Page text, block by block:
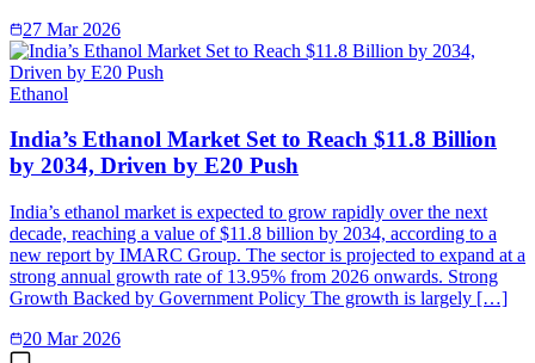
27 Mar 2026
Ethanol
India’s Ethanol Market Set to Reach $11.8 Billion
by 2034, Driven by E20 Push
India’s ethanol market is expected to grow rapidly over the next
decade, reaching a value of $11.8 billion by 2034, according to a
new report by IMARC Group. The sector is projected to expand at a
strong annual growth rate of 13.95% from 2026 onwards. Strong
Growth Backed by Government Policy The growth is largely […]
20 Mar 2026